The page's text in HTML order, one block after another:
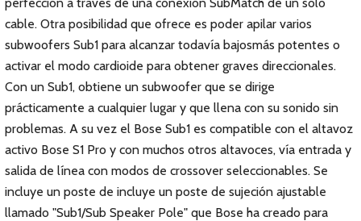
cable. Otra posibilidad que ofrece es poder apilar varios
subwoofers Sub1 para alcanzar todavía bajosmás potentes o
activar el modo cardioide para obtener graves direccionales.
Con un Sub1, obtiene un subwoofer que se dirige
prácticamente a cualquier lugar y que llena con su sonido sin
problemas. A su vez el Bose Sub1 es compatible con el altavoz
activo Bose S1 Pro y con muchos otros altavoces, vía entrada y
salida de línea con modos de crossover seleccionables. Se
incluye un poste de incluye un poste de sujeción ajustable
llamado "Sub1/Sub Speaker Pole" que Bose ha creado para